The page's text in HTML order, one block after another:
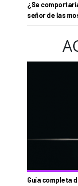
¿Se
señor de las
Guía completa